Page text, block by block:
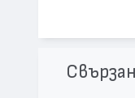
Цвят:
Капацитет: